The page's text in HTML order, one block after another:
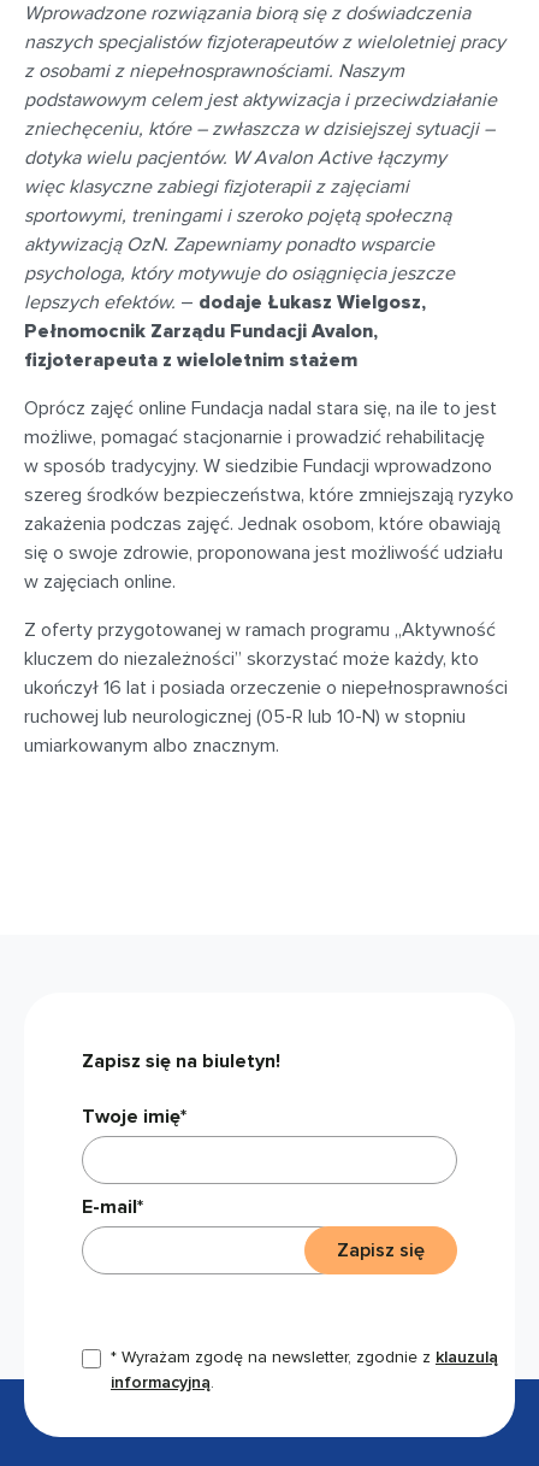
Wprowadzone rozwiązania biorą się z doświadczenia
naszych specjalistów fizjoterapeutów z wieloletniej pracy
z osobami z niepełnosprawnościami. Naszym
podstawowym celem jest aktywizacja i przeciwdziałanie
zniechęceniu, które – zwłaszcza w dzisiejszej sytuacji –
dotyka wielu pacjentów. W Avalon Active łączymy
więc klasyczne zabiegi fizjoterapii z zajęciami
sportowymi, treningami i szeroko pojętą społeczną
aktywizacją OzN. Zapewniamy ponadto wsparcie
psychologa, który motywuje do osiągnięcia jeszcze
lepszych efektów. – dodaje Łukasz Wielgosz,
Pełnomocnik Zarządu Fundacji Avalon,
fizjoterapeuta z wieloletnim stażem
Oprócz zajęć online Fundacja nadal stara się, na ile to jest
możliwe, pomagać stacjonarnie i prowadzić rehabilitację
w sposób tradycyjny. W siedzibie Fundacji wprowadzono
szereg środków bezpieczeństwa, które zmniejszają ryzyko
zakażenia podczas zajęć. Jednak osobom, które obawiają
się o swoje zdrowie, proponowana jest możliwość udziału
w zajęciach online.
Z oferty przygotowanej w ramach programu „Aktywność
kluczem do niezależności” skorzystać może każdy, kto
ukończył 16 lat i posiada orzeczenie o niepełnosprawności
ruchowej lub neurologicznej (05-R lub 10-N) w stopniu
umiarkowanym albo znacznym.
Zapisz się na biuletyn!
Twoje imię*
E-mail*
* Wyrażam zgodę na newsletter, zgodnie z klauzulą
informacyjną.
Zapisz się